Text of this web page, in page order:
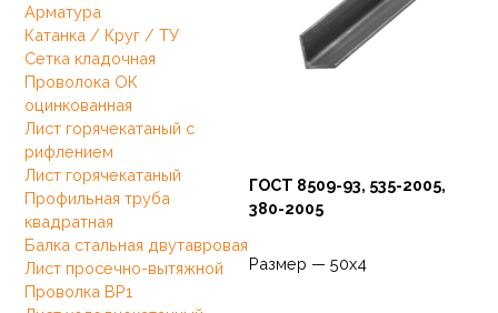
Арматура
Катанка / Круг / ТУ
Сетка кладочная
Проволока ОК
оцинкованная
Лист горячекатаный с
рифлением
Лист горячекатаный
Профильная труба
квадратная
Балка стальная двутавровая
Лист просечно-вытяжной
Проволка ВР1
ГОСТ 8509-93, 535-2005,
380-2005
Размер — 50х4